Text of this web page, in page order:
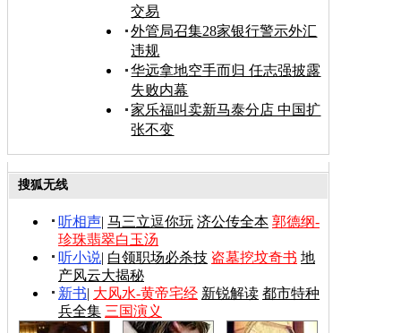
交易
外管局召集28家银行警示外汇
违规
华远拿地空手而归 任志强披露
失败内幕
家乐福叫卖新马泰分店 中国扩
张不变
搜狐无线
听相声| 马三立逗你玩 济公传全本 郭德纲-
珍珠翡翠白玉汤
听小说| 白领职场必杀技 盗墓挖坟奇书 地
产风云大揭秘
新书| 大风水-黄帝宅经 新锐解读 都市特种
兵全集 三国演义